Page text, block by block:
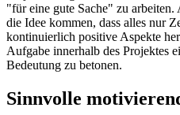
"für eine gute Sache" zu
die Idee kommen, dass alles nur
kontinuierlich positive Aspekte
Aufgabe innerhalb des Projektes
Bedeutung zu betonen.
Sinnvolle